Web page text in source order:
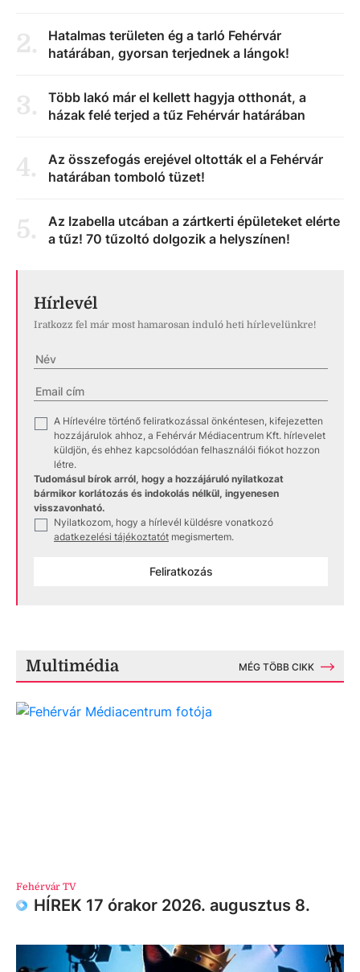
2.
Hatalmas területen ég a tarló Fehérvár
határában, gyorsan terjednek a lángok!
3.
Több lakó már el kellett hagyja otthonát, a
házak felé terjed a tűz Fehérvár határában
4.
Az összefogás erejével oltották el a Fehérvár
határában tomboló tüzet!
5.
Az Izabella utcában a zártkerti épületeket elérte
a tűz! 70 tűzoltó dolgozik a helyszínen!
Hírlevél
Iratkozz fel már most hamarosan induló heti hírlevelünkre!
A Hírlevélre történő feliratkozással önkéntesen, kifejezetten
hozzájárulok ahhoz, a Fehérvár Médiacentrum Kft. hírlevelet
küldjön, és ehhez kapcsolódóan felhasználói fiókot hozzon
létre.
Tudomásul bírok arról, hogy a hozzájáruló nyilatkozat
bármikor korlátozás és indokolás nélkül, ingyenesen
visszavonható.
Nyilatkozom, hogy a hírlevél küldésre vonatkozó
adatkezelési tájékoztatót megismertem.
Feliratkozás
Multimédia MÉG TÖBB CIKK
Fehérvár TV
HÍREK 17 órakor 2026. augusztus 8.